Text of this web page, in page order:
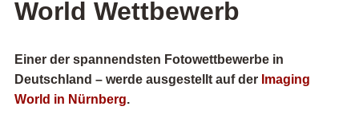
World Wettbewerb
Einer der spannendsten Fotowettbewerbe in
Deutschland – werde ausgestellt auf der Imaging
World in Nürnberg.